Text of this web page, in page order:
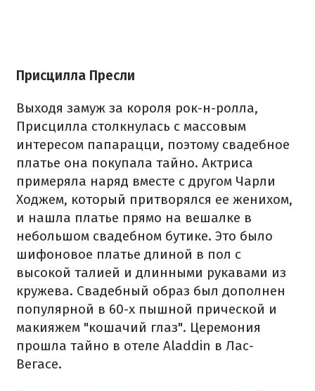
Присцилла Пресли
Выходя замуж за короля рок-н-ролла,
Присцилла столкнулась с массовым
интересом папарацци, поэтому свадебное
платье она покупала тайно. Актриса
примеряла наряд вместе с другом Чарли
Ходжем, который притворялся ее женихом,
и нашла платье прямо на вешалке в
небольшом свадебном бутике. Это было
шифоновое платье длиной в пол с
высокой талией и длинными рукавами из
кружева. Свадебный образ был дополнен
популярной в 60-х пышной прической и
макияжем "кошачий глаз". Церемония
прошла тайно в отеле Aladdin в Лас-
Вегасе.